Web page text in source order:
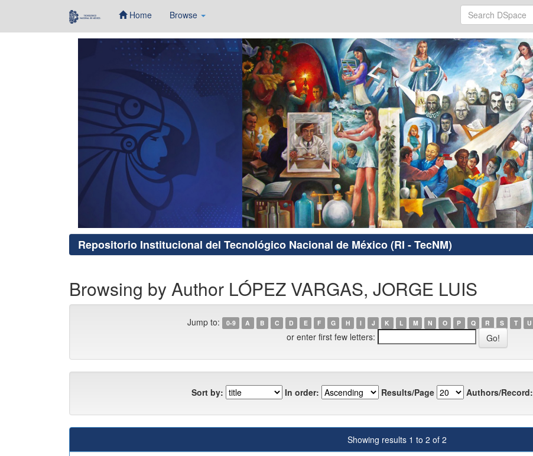
Home Browse
Repositorio Institucional del Tecnológico Nacional de México (RI - TecNM)
Browsing by Author LÓPEZ VARGAS, JORGE LUIS
Jump to: 0-9 A B C D E F G H I J K L M N O P Q R S T U
or enter first few letters:
Sort by: In order: Results/Page Authors/Record:
Showing results 1 to 2 of 2